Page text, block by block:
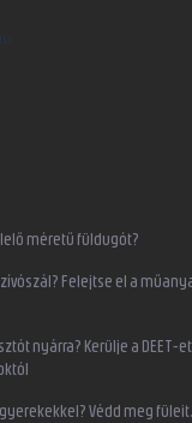
méretű füldugót?
Felejtse el a
nyárra? Kerülje a DEET-
Védd meg